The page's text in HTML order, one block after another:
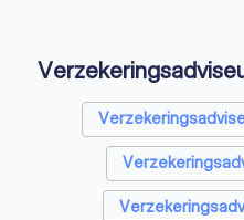
Psychologen